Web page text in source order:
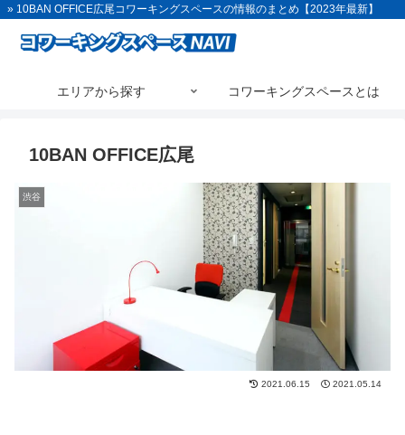
» 10BAN OFFICE広尾コワーキングスペースの情報のまとめ【2023年最新】
エリアから探す コワーキングスペースとは
10BAN OFFICE広尾
渋谷
2021.06.15 2021.05.14